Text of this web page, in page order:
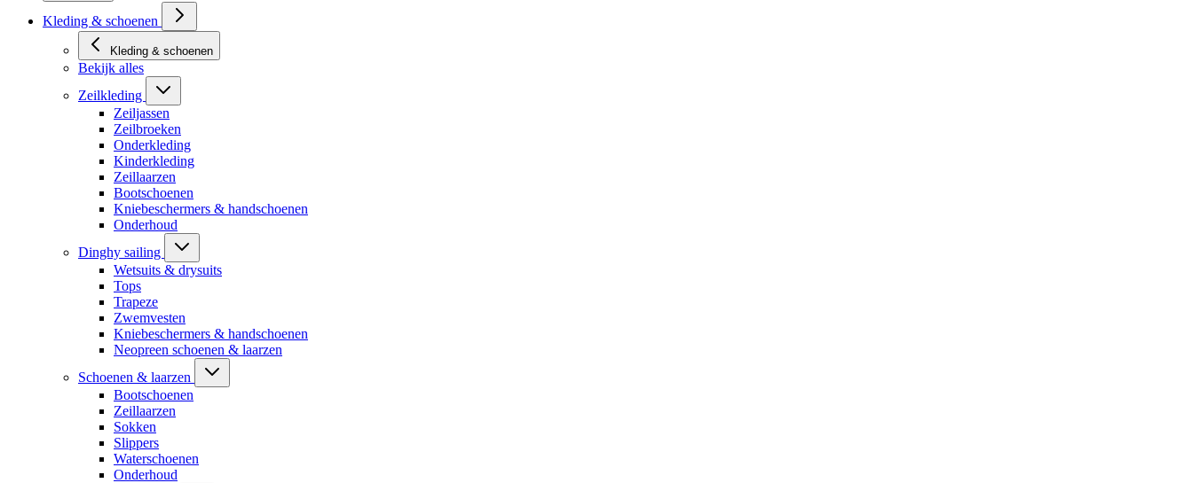
Kleding & schoenen
Kleding & schoenen
Bekijk alles
Zeilkleding
Zeiljassen
Zeilbroeken
Onderkleding
Kinderkleding
Zeillaarzen
Bootschoenen
Kniebeschermers & handschoenen
Onderhoud
Dinghy sailing
Wetsuits & drysuits
Tops
Trapeze
Zwemvesten
Kniebeschermers & handschoenen
Neopreen schoenen & laarzen
Schoenen & laarzen
Bootschoenen
Zeillaarzen
Sokken
Slippers
Waterschoenen
Onderhoud